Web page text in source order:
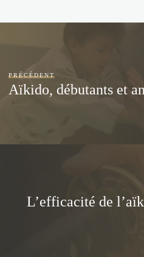
PRÉCÉDENT
Aïkido, débutants et
L’efficacité de